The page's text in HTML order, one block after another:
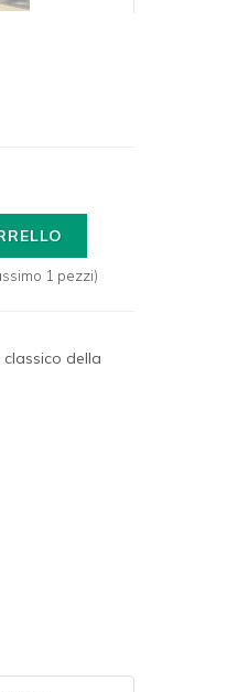
1 pezzi)
della